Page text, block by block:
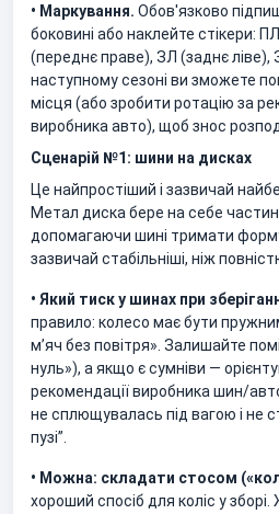
• Маркування. Обов'язково
боковині або наклейте стікери:
(переднє праве), ЗЛ (заднє ліве),
наступному сезоні ви зможете
місця (або зробити ротацію за
виробника авто), щоб знос
Сценарій №1: шини на дисках
Це найпростіший і зазвичай
Метал диска бере на себе
допомагаючи шині тримати
зазвичай стабільніші, ніж
• Який тиск у шинах при
правило: колесо має бути
м’яч без повітря». Залишайте
нуль»), а якщо є сумніви —
рекомендації виробника шин/
не сплющувалась під вагою і не
пузі”.
• Можна: складати стосом
хороший спосіб для коліс у